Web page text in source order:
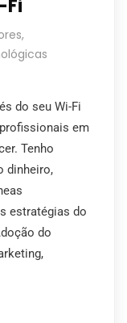
Fi
,
do seu Wi-Fi
em
Tenho
dinheiro,
estratégias do
do